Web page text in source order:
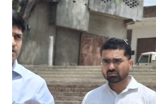
ट
का
डी
ए
म
ने
कि